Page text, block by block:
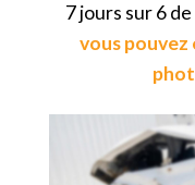
7 jours sur 6
vous